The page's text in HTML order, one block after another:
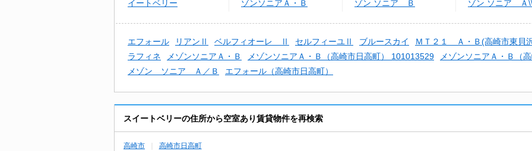
イートベリー
ゾンソニアＡ・Ｂ
ゾン ソニア Ｂ
ゾン ソニア Ａ
エフォール リアンⅡ ベルフィオーレ Ⅱ セルフィーユⅡ ブルースカイ ＭＴ２１ Ａ・Ｂ(高崎市東貝
ラフィネ
メゾンソニアＡ・Ｂ メゾンソニアＡ・Ｂ（高崎市日高町） 101013529 メゾンソニアＡ・Ｂ（高
メゾン ソニア Ａ／Ｂ
エフォール（高崎市日高町）
スイートベリーの住所から空室あり賃貸物件を再検索
高崎市 高崎市日高町